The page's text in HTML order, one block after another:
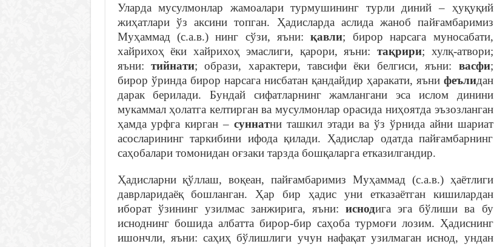
Уларда мусулмонлар жамоалари турмушининг турли диний – ҳуқуқий
жиҳатлари ўз аксини топган. Ҳадисларда аслида жаноб пайғамбаримиз
Муҳаммад (с.а.в.) нинг сўзи, яъни:қавли; бирор нарсага муносабати,
хайрихоҳ ёки хайрихоҳ эмаслиги, қарори, яъни: тақрири; хулқ-атвори;
яъни: тийнати; образи, характери, тавсифи ёки белгиси, яъни: васфи;
бирор ўринда бирор нарсага нисбатан қандайдир ҳаракати, яъни феълидан
дарак берилади. Бундай сифатларнинг жамлангани эса ислом динини
мукаммал ҳолатга келтирган ва мусулмонлар орасида ниҳоятда эъзозланган
ҳамда урфга кирган –суннатни ташкил этади ва ўз ўрнида айни шариат
асосларининг таркибини ифода қилади. Ҳадислар одатда пайғамбарнинг
саҳобалари томонидан оғзаки тарзда бошқаларга етказилгандир.
Ҳадисларни қўллаш, воқеан, пайғамбаримиз Муҳаммад (с.а.в.) ҳаётлиги
даврларидаёқ бошланган. Ҳар бир ҳадис уни етказаётган кишилардан
иборат ўзининг узилмас занжирига, яъни:иснодига эга бўлиши ва бу
исноднинг бошида албатта бирор-бир саҳоба турмоғи лозим. Ҳадиснинг
ишончли, яъни: саҳиҳ бўлишлиги учун нафақат узилмаган иснод, ундан